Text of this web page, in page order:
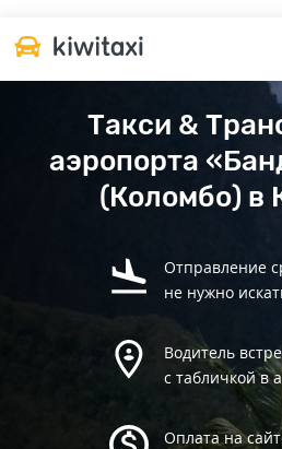
Такси &
аэропорта
(Коломбо) в
Отправление
не нужно
Водитель
с табличкой в
Оплата на